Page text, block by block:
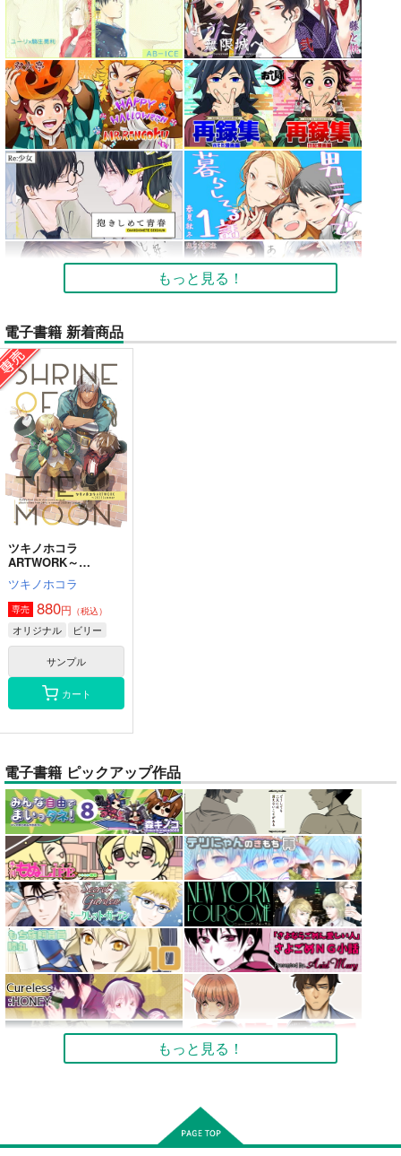
もっと見る！
電子書籍 新着商品
ツキノホコラ
ARTWORK～
2023Summer
ツキノホコラ
専売 880円 （税込）
オリジナル ビリー
サンプル
カート
電子書籍 ピックアップ作品
もっと見る！